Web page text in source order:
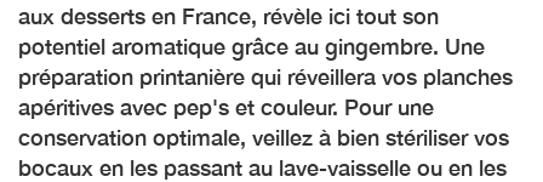
aux desserts en France, révèle ici tout son
potentiel aromatique grâce au gingembre. Une
préparation printanière qui réveillera vos planches
apéritives avec pep's et couleur. Pour une
conservation optimale, veillez à bien stériliser vos
bocaux en les passant au lave-vaisselle ou en les